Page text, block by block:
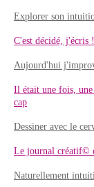
Explorer son
C'est décidé, j'écris !
Aujourd'hui
Il était une fois,
cap
Dessiner avec le
Le journal créatif©
Naturellement